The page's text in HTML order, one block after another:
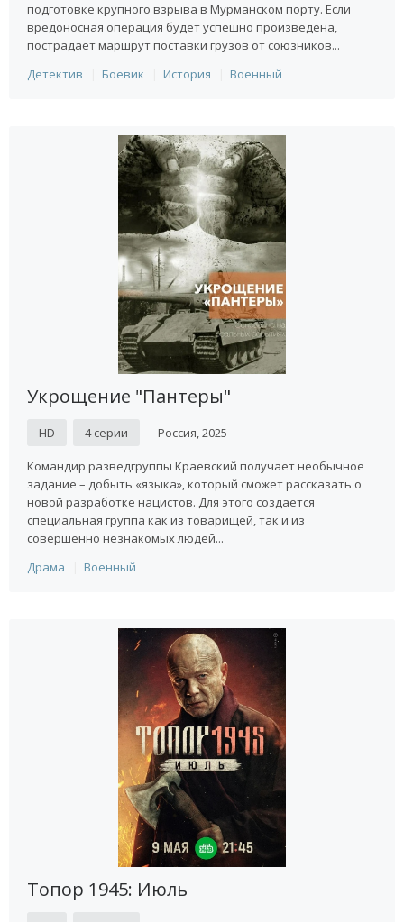
подготовке крупного взрыва в Мурманском порту. Если
вредоносная операция будет успешно произведена,
пострадает маршрут поставки грузов от союзников...
Детектив
Боевик История Военный
Укрощение "Пантеры"
HD 4 серии Россия, 2025
Командир разведгруппы Краевский получает необычное
задание – добыть «языка», который сможет рассказать о
новой разработке нацистов. Для этого создается
специальная группа как из товарищей, так и из
совершенно незнакомых людей...
Драма
Военный
Топор 1945: Июль